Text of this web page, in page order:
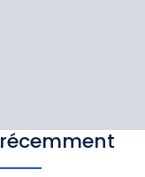
récemment